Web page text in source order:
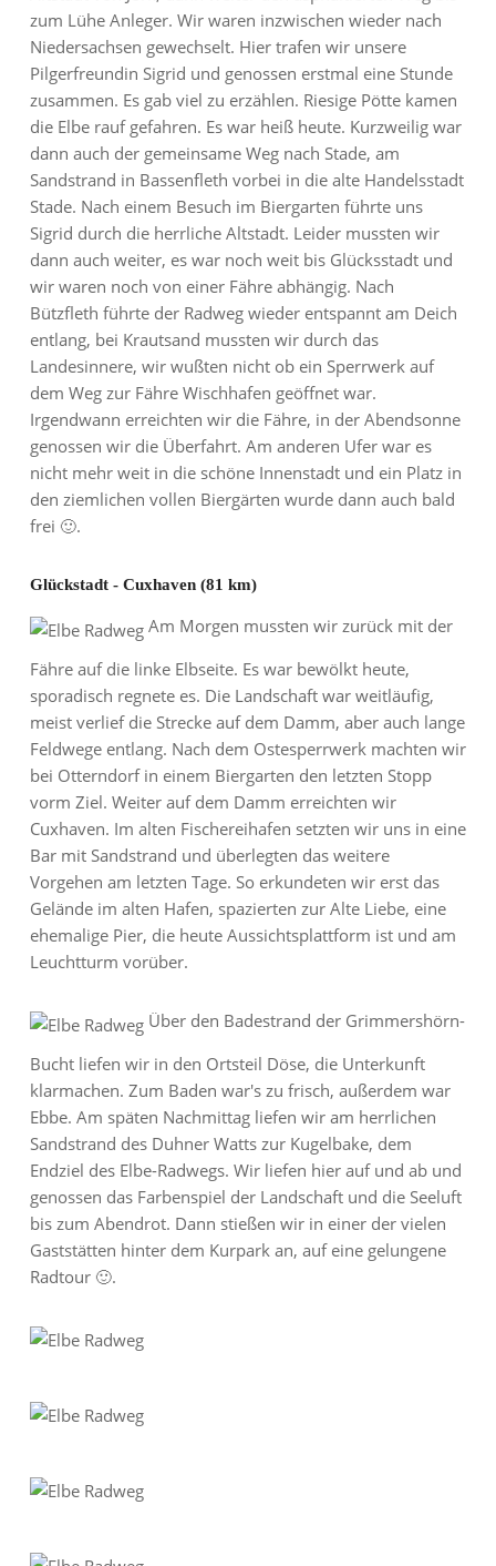
zum Lühe Anleger. Wir waren inzwischen wieder nach
Niedersachsen gewechselt. Hier trafen wir unsere
Pilgerfreundin Sigrid und genossen erstmal eine Stunde
zusammen. Es gab viel zu erzählen. Riesige Pötte kamen
die Elbe rauf gefahren. Es war heiß heute. Kurzweilig war
dann auch der gemeinsame Weg nach Stade, am
Sandstrand in Bassenfleth vorbei in die alte Handelsstadt
Stade. Nach einem Besuch im Biergarten führte uns
Sigrid durch die herrliche Altstadt. Leider mussten wir
dann auch weiter, es war noch weit bis Glücksstadt und
wir waren noch von einer Fähre abhängig. Nach
Bützfleth führte der Radweg wieder entspannt am Deich
entlang, bei Krautsand mussten wir durch das
Landesinnere, wir wußten nicht ob ein Sperrwerk auf
dem Weg zur Fähre Wischhafen geöffnet war.
Irgendwann erreichten wir die Fähre, in der Abendsonne
genossen wir die Überfahrt. Am anderen Ufer war es
nicht mehr weit in die schöne Innenstadt und ein Platz in
den ziemlichen vollen Biergärten wurde dann auch bald
frei 🙂.
Glückstadt - Cuxhaven (81 km)
Am Morgen mussten wir zurück mit der
Fähre auf die linke Elbseite. Es war bewölkt heute,
sporadisch regnete es. Die Landschaft war weitläufig,
meist verlief die Strecke auf dem Damm, aber auch lange
Feldwege entlang. Nach dem Ostesperrwerk machten wir
bei Otterndorf in einem Biergarten den letzten Stopp
vorm Ziel. Weiter auf dem Damm erreichten wir
Cuxhaven. Im alten Fischereihafen setzten wir uns in eine
Bar mit Sandstrand und überlegten das weitere
Vorgehen am letzten Tage. So erkundeten wir erst das
Gelände im alten Hafen, spazierten zur Alte Liebe, eine
ehemalige Pier, die heute Aussichtsplattform ist und am
Leuchtturm vorüber.
Über den Badestrand der Grimmershörn-
Bucht liefen wir in den Ortsteil Döse, die Unterkunft
klarmachen. Zum Baden war's zu frisch, außerdem war
Ebbe. Am späten Nachmittag liefen wir am herrlichen
Sandstrand des Duhner Watts zur Kugelbake, dem
Endziel des Elbe-Radwegs. Wir liefen hier auf und ab und
genossen das Farbenspiel der Landschaft und die Seeluft
bis zum Abendrot. Dann stießen wir in einer der vielen
Gaststätten hinter dem Kurpark an, auf eine gelungene
Radtour 🙂.